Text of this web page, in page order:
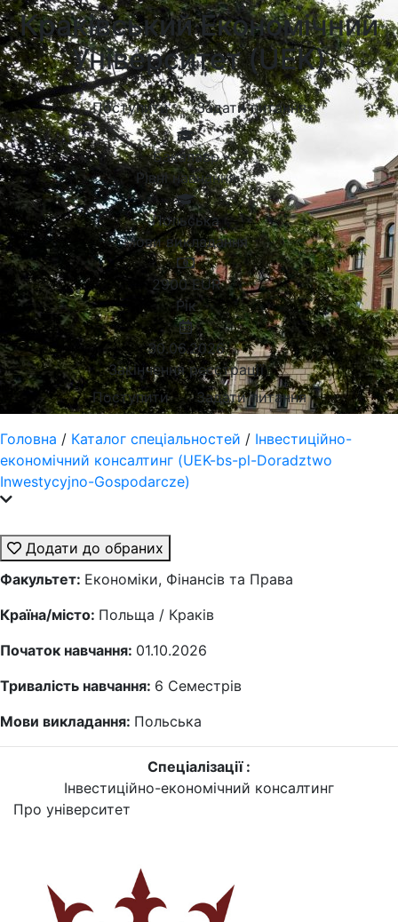
Краківський Економічний
Університет (UEK)
Поступити Задати питання
Бакалавр
Рівні навчання
Польська
Мови викладання
2900 EUR
Рік
30.06.2026
Закінчення реєстрації
Поступити
Задати питання
Головна / Каталог спеціальностей / Інвестиційно-
економічний консалтинг (UEK-bs-pl-Doradztwo
Inwestycyjno-Gospodarcze)
Додати до обраних
Факультет: Економіки, Фінансів та Права
Країна/місто: Польща / Краків
Початок навчання: 01.10.2026
Тривалість навчання: 6 Семестрів
Мови викладання: Польська
Спеціалізації :
Інвестиційно-економічний консалтинг
Про університет